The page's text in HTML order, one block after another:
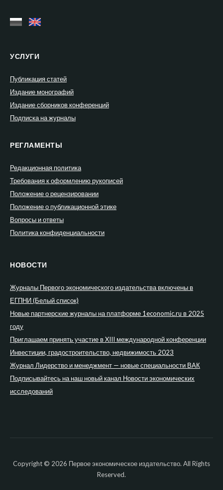
УСЛУГИ
Публикация статей
Издание монографий
Издание сборников конференций
Подписка на журналы
РЕГЛАМЕНТЫ
Редакционная политика
Требования к оформлению рукописей
Положение о рецензировании
Положение о публикационной этике
Вопросы и ответы
Политика конфиденциальности
НОВОСТИ
Журналы Первого экономического издательства включены в
ЕГПНИ (Белый список)
Новые партнерские журналы на платформе 1economic.ru в 2025
году
Приглашаем принять участие в XIII международной конференции
Инвестиции, градостроительство, недвижимость 2023
Журнал Лидерство и менеджмент — новые специальности ВАК
Подписывайтесь на наш новый канал Новости экономических
исследований
Copyright © 2026 Первое экономическое издательство. All Rights
Reserved.